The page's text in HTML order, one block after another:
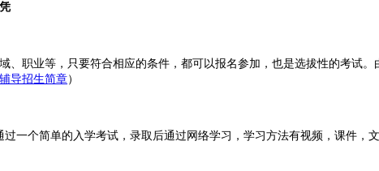
、职业等，只要符合相应的条件，都可以报名参加，也是选拔性的考试
导招生简章）
一个简单的入学考试，录取后通过 网络学习 ，学习方法有视频，课件，